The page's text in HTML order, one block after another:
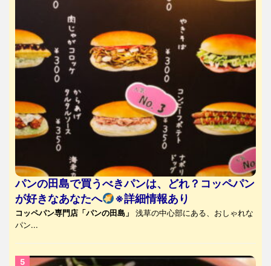
パンの田島で買うべきパンは、どれ？コッペパン
が好きなあなたへ
※詳細情報あり
コッペパン専門店「パンの田島」
浅草の中心部にある、おしゃれな
パン...